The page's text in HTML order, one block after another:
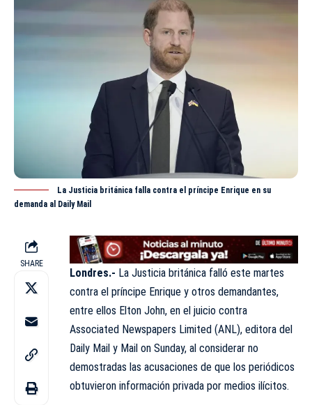
La Justicia británica falla contra el príncipe Enrique en su
demanda al Daily Mail
SHARE
Londres.- La Justicia británica falló este martes
contra el príncipe Enrique y otros demandantes,
entre ellos Elton John, en el juicio contra
Associated Newspapers Limited (ANL), editora del
Daily Mail y Mail on Sunday, al considerar no
demostradas las acusaciones de que los periódicos
obtuvieron información privada por medios ilícitos.